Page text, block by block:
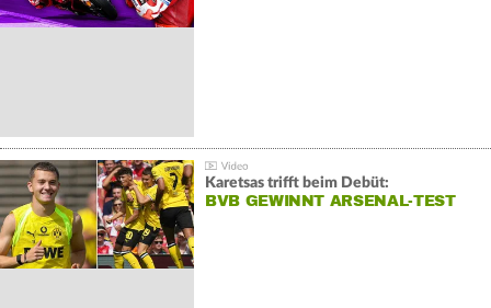
Karetsas trifft beim Debüt:
BVB GEWINNT ARSENAL-TEST